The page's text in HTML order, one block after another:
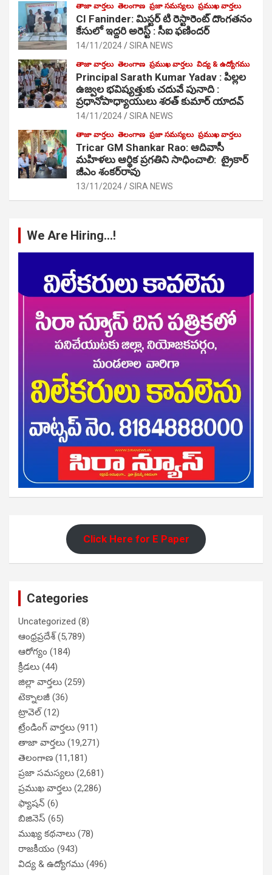
తాజా వార్తలు తెలంగాణ ప్రజా సమస్యలు ప్రముఖ వార్తలు
CI Faninder: మిస్టర్ టి రెస్టారెంట్ దొంగతనం
కేసులో ఇద్దరి అరెస్ట్ : సీఐ ఫణిందర్
14/11/2024 SIRA NEWS
తాజా వార్తలు తెలంగాణ ప్రముఖ వార్తలు విద్య & ఉద్యోగము
Principal Sarath Kumar Yadav : పిల్లల
ఉజ్వల భవిష్యత్తుకు చదువే పునాది :
ప్రధానోపాధ్యాయులు శరత్ కుమార్ యాదవ్
14/11/2024 SIRA NEWS
తాజా వార్తలు తెలంగాణ ప్రజా సమస్యలు ప్రముఖ వార్తలు
Tricar GM Shankar Rao: ఆదివాసీ
మహిళలు ఆర్థిక ప్రగతిని సాధించాలి: ట్రైకార్
జీఎం శంకర్‌రావు
13/11/2024 SIRA NEWS
We Are Hiring…!
Click Here for E Paper
Categories
Uncategorized (8)
ఆంధ్రప్రదేశ్(5,789)
ఆరోగ్యం (184)
క్రీడలు (44)
జిల్లా వార్తలు (259)
టెక్నాలజీ (36)
ట్రావెల్(12)
ట్రేండింగ్ వార్తలు (911)
తాజా వార్తలు (19,271)
తెలంగాణ (11,181)
ప్రజా సమస్యలు (2,681)
ప్రముఖ వార్తలు (2,286)
ఫ్యాషన్ (6)
బిజినెస్ (65)
ముఖ్య కథనాలు (78)
రాజకీయం (943)
విద్య & ఉద్యోగము (496)